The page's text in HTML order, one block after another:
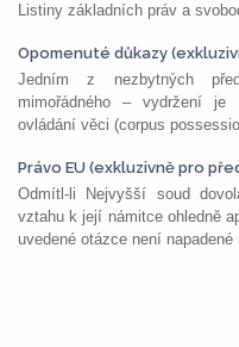
Listiny základních práv a
Opomenuté důkazy
Jedním z nezbytných
mimořádného – vydržení je
ovládání věci (corpus
Právo EU (exkluzivně pro
Odmítl-li Nejvyšší soud
vztahu k její námitce ohledně
uvedené otázce není napadené